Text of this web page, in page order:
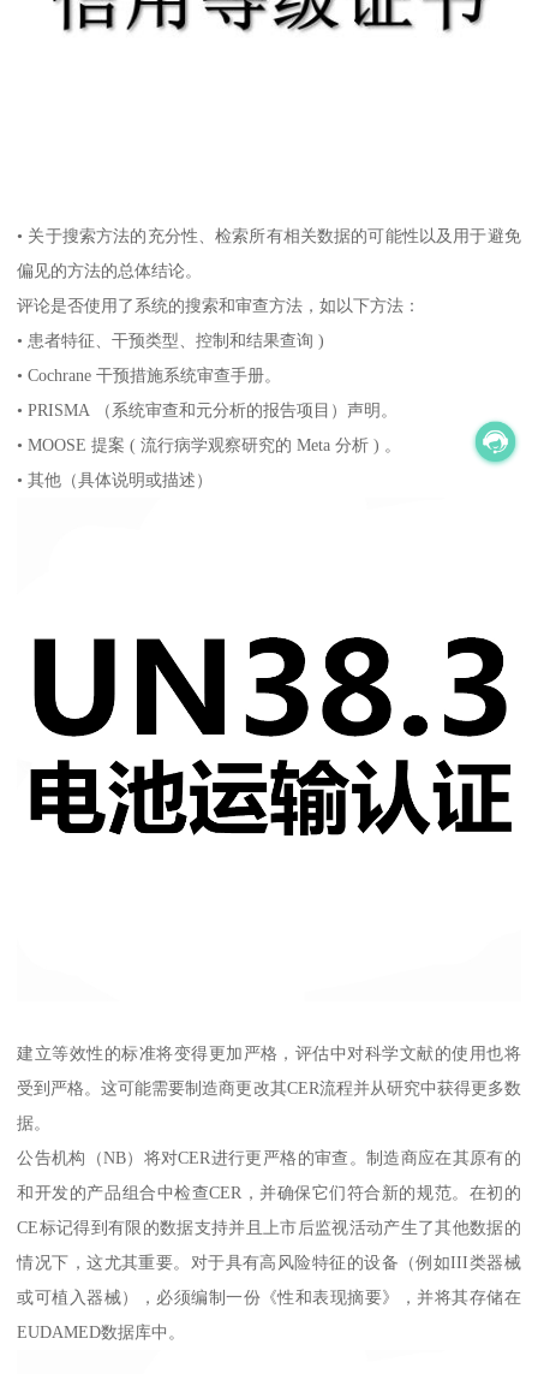
• 关于搜索方法的充分性、检索所有相关数据的可能性以及用于避免
偏见的方法的总体结论。
评论是否使用了系统的搜索和审查方法，如以下方法：
• 患者特征、干预类型、控制和结果查询 )
• Cochrane 干预措施系统审查手册。
• PRISMA （系统审查和元分析的报告项目）声明。
• MOOSE 提案 ( 流行病学观察研究的 Meta 分析 ) 。
• 其他（具体说明或描述）
建立等效性的标准将变得更加严格，评估中对科学文献的使用也将
受到严格。这可能需要制造商更改其CER流程并从研究中获得更多数
据。
公告机构（NB）将对CER进行更严格的审查。制造商应在其原有的
和开发的产品组合中检查CER，并确保它们符合新的规范。在初的
CE标记得到有限的数据支持并且上市后监视活动产生了其他数据的
情况下，这尤其重要。对于具有高风险特征的设备（例如III类器械
或可植入器械），必须编制一份《性和表现摘要》，并将其存储在
EUDAMED数据库中。